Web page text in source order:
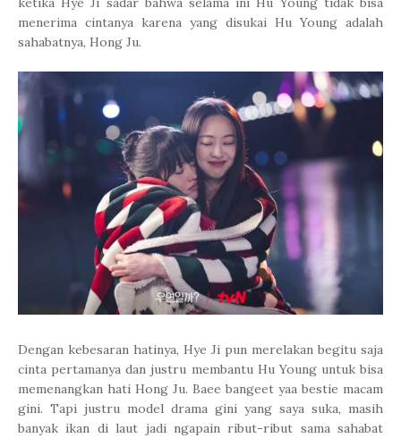
menerima cintanya karena yang disukai Hu Young adalah
sahabatnya, Hong Ju.
Dengan kebesaran hatinya, Hye Ji pun merelakan begitu saja
cinta pertamanya dan justru membantu Hu Young untuk bisa
memenangkan hati Hong Ju. Baee bangeet yaa bestie macam
gini. Tapi justru model drama gini yang saya suka, masih
banyak ikan di laut jadi ngapain ribut-ribut sama sahabat